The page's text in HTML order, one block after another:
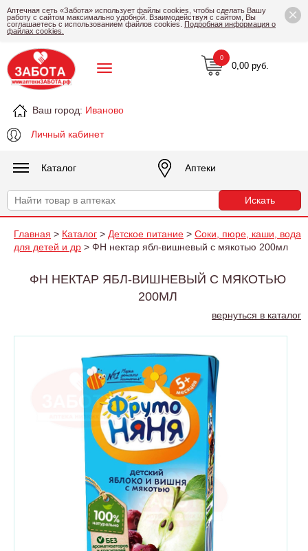
×
Аптечная сеть «Забота» использует файлы cookies, чтобы сделать Вашу
работу с сайтом максимально удобной. Взаимодействуя с сайтом, Вы
соглашаетесь с использованием файлов cookies. Подробная информация о
файлах cookies.
Ваш город: Иваново
Личный кабинет
0,00 руб.
0
Каталог Аптеки
Главная > Каталог > Детское питание > Соки, пюре, каши, вода
для детей и др > ФН нектар ябл-вишневый с мякотью 200мл
ФН НЕКТАР ЯБЛ-ВИШНЕВЫЙ С МЯКОТЬЮ
200МЛ
вернуться в каталог